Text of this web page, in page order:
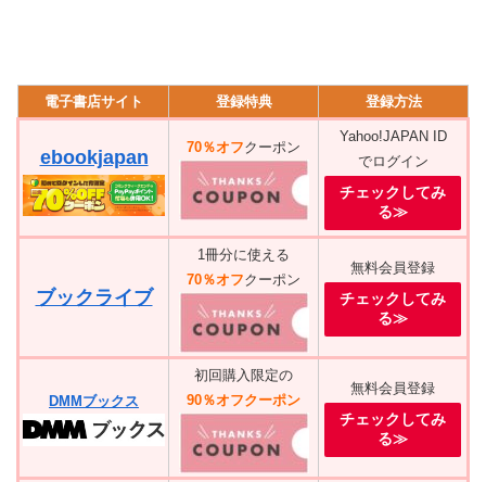
電子書店サイト 登録特典 登録方法
ebookjapan 70％オフクーポン
Yahoo!JAPAN ID
でログイン
チェックしてみ
る≫
ブックライブ
1冊分に使える
70％オフクーポン
無料会員登録
チェックしてみ
る≫
DMMブックス
初回購入限定の
90％オフクーポン
無料会員登録
チェックしてみ
る≫